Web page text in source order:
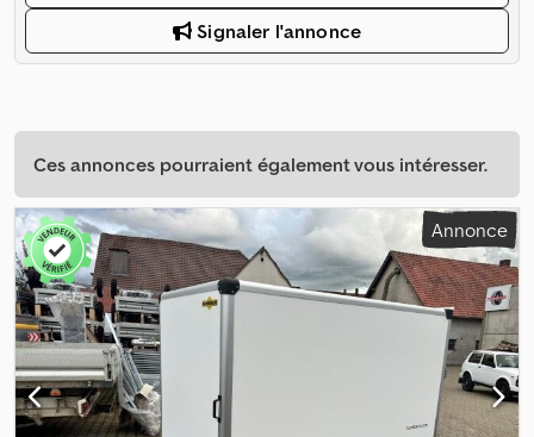
Signaler l'annonce
Ces annonces pourraient également vous intéresser.
Annonce